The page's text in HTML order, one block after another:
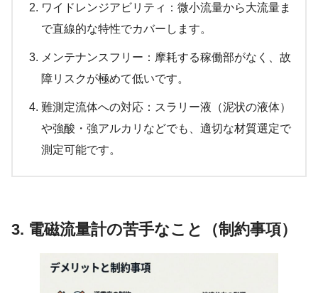
ワイドレンジアビリティ：微小流量から大流量ま
で直線的な特性でカバーします。
メンテナンスフリー：摩耗する稼働部がなく、故
障リスクが極めて低いです。
難測定流体への対応：スラリー液（泥状の液体）
や強酸・強アルカリなどでも、適切な材質選定で
測定可能です。
3. 電磁流量計の苦手なこと（制約事項）